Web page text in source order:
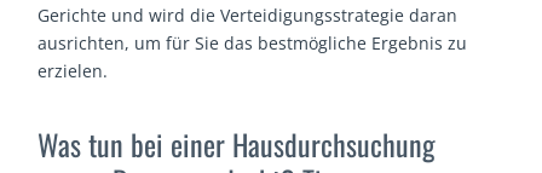
Gerichte und wird die Verteidigungsstrategie daran
ausrichten, um für Sie das bestmögliche Ergebnis zu
erzielen.
Was tun bei einer Hausdurchsuchung